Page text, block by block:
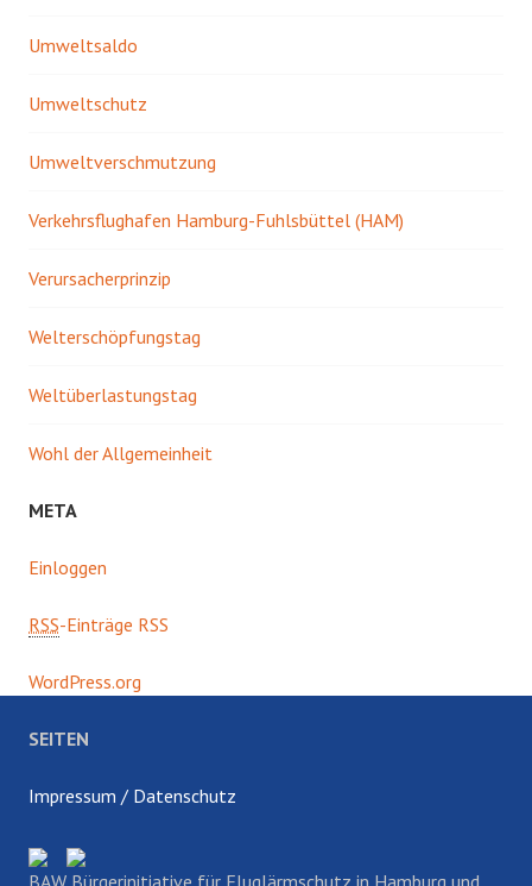
Umweltsaldo
Umweltschutz
Umweltverschmutzung
Verkehrsflughafen Hamburg-Fuhlsbüttel (HAM)
Verursacherprinzip
Welterschöpfungstag
Weltüberlastungstag
Wohl der Allgemeinheit
META
Einloggen
RSS-Einträge RSS
WordPress.org
SEITEN
Impressum / Datenschutz
BAW Bürgerinitiative für Fluglärmschutz in Hamburg und